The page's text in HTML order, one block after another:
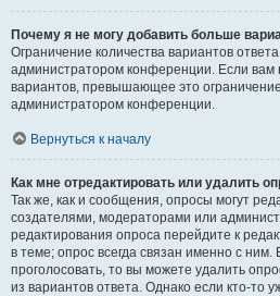
Почему я не могу добавить больше
Ограничение количества вариантов
администратором конференции. Если вам
вариантов, превышающее это
администратором конференции.
Вернуться к началу
Как мне отредактировать или удалить
Так же, как и сообщения, опросы могут
создателями, модераторами или
редактирования опроса перейдите к
в теме; опрос всегда связан именно с ним.
проголосовать, то вы можете удалить
из вариантов ответа. Однако если кто-то